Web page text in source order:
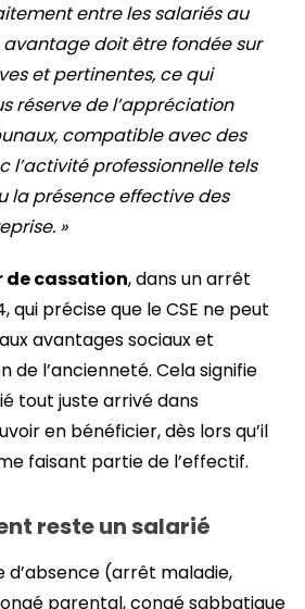
entre les salariés au
doit être fondée sur
et pertinentes, ce qui
réserve de l’appréciation
compatible avec des
l’activité professionnelle tels
la présence effective des
»
de cassation, dans un arrêt
qui précise que le CSE ne peut
avantages sociaux et
de l’ancienneté. Cela signifie
tout juste arrivé dans
en bénéficier, dès lors qu’il
faisant partie de l’effectif.
reste un salarié
d’absence (arrêt maladie,
parental, congé sabbatique